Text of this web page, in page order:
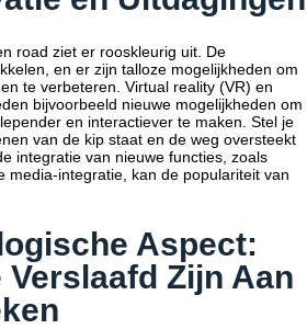
road ziet er rooskleurig uit. De
en er zijn talloze mogelijkheden om
te verbeteren. Virtual reality (VR) en
bijvoorbeeld nieuwe mogelijkheden om
en interactiever te maken. Stel je
van de kip staat en de weg oversteekt
integratie van nieuwe functies, zoals
media-integratie, kan de populariteit van
Aspect:
Verslaafd Zijn Aan